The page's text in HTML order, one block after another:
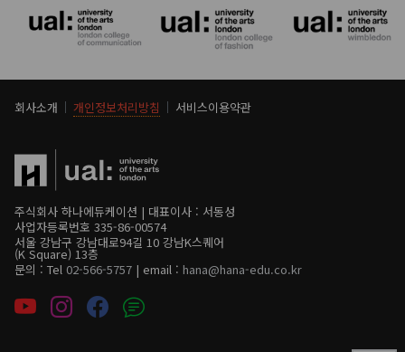
회사소개 개인정보처리방침 서비스이용약관
주식회사 하나에듀케이션 | 대표이사 : 서동성
사업자등록번호 335-86-00574
서울 강남구 강남대로94길 10 강남K스퀘어
(K Square) 13층
문의 : Tel 02-566-5757 | email : hana@hana-edu.co.kr